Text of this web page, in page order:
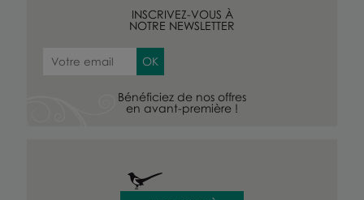
INSCRIVEZ-VOUS À
NOTRE NEWSLETTER
Bénéficiez de nos offres
en avant-première !